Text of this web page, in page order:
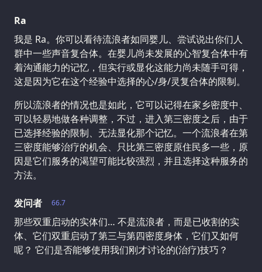
Ra
我是 Ra。你可以看待流浪者如同婴儿、尝试说出你们人
群中一些声音复合体。在婴儿尚未发展的心智复合体中有
着沟通能力的记忆，但实行或显化这能力尚未随手可得，
这是因为它在这个经验中选择的心/身/灵复合体的限制。
所以流浪者的情况也是如此，它可以记得在家乡密度中、
可以轻易地做各种调整，不过，进入第三密度之后，由于
已选择经验的限制、无法显化那个记忆。一个流浪者在第
三密度能够治疗的机会、只比第三密度原住民多一些，原
因是它们服务的渴望可能比较强烈，并且选择这种服务的
方法。
66.7
发问者
那些双重启动的实体们… 不是流浪者，而是已收割的实
体、它们双重启动了第三与第四密度身体，它们又如何
呢？ 它们是否能够使用我们刚才讨论的(治疗)技巧？